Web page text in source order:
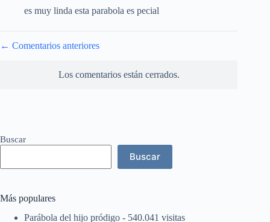
es muy linda esta parabola es pecial
de
← Comentarios anteriores
Los comentarios están cerrados.
Buscar
Buscar
Más populares
Parábola del hijo pródigo - 540.041 visitas